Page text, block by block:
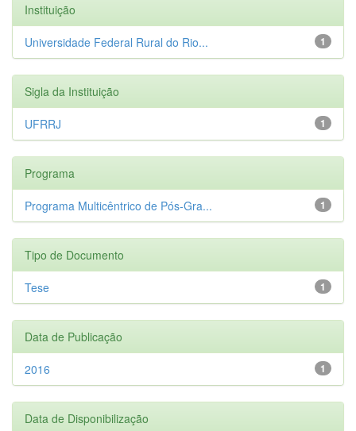
Instituição
1
Universidade Federal Rural do Rio...
Sigla da Instituição
1
UFRRJ
Programa
1
Programa Multicêntrico de Pós-Gra...
Tipo de Documento
1
Tese
Data de Publicação
1
2016
Data de Disponibilização